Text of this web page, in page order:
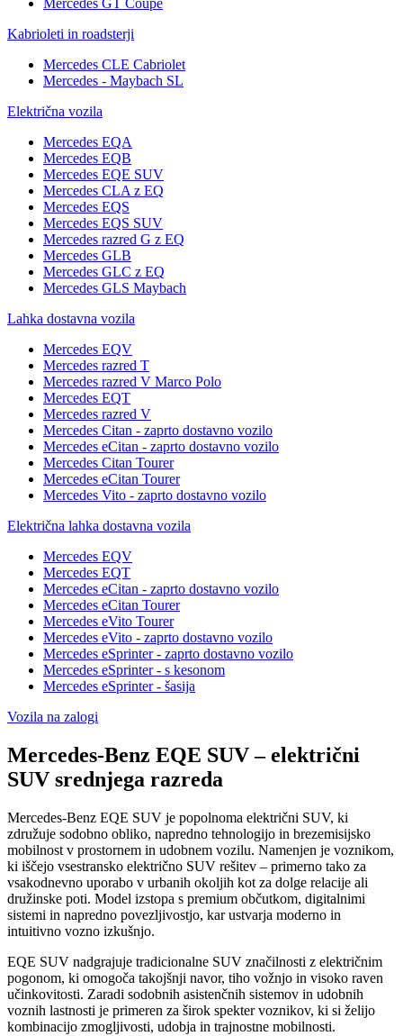
Mercedes GT Coupé
Kabrioleti in roadsterji
Mercedes CLE Cabriolet
Mercedes - Maybach SL
Električna vozila
Mercedes EQA
Mercedes EQB
Mercedes EQE SUV
Mercedes CLA z EQ
Mercedes EQS
Mercedes EQS SUV
Mercedes razred G z EQ
Mercedes GLB
Mercedes GLC z EQ
Mercedes GLS Maybach
Lahka dostavna vozila
Mercedes EQV
Mercedes razred T
Mercedes razred V Marco Polo
Mercedes EQT
Mercedes razred V
Mercedes Citan - zaprto dostavno vozilo
Mercedes eCitan - zaprto dostavno vozilo
Mercedes Citan Tourer
Mercedes eCitan Tourer
Mercedes Vito - zaprto dostavno vozilo
Električna lahka dostavna vozila
Mercedes EQV
Mercedes EQT
Mercedes eCitan - zaprto dostavno vozilo
Mercedes eCitan Tourer
Mercedes eVito Tourer
Mercedes eVito - zaprto dostavno vozilo
Mercedes eSprinter - zaprto dostavno vozilo
Mercedes eSprinter - s kesonom
Mercedes eSprinter - šasija
Vozila na zalogi
Mercedes-Benz EQE SUV – električni
SUV srednjega razreda
Mercedes-Benz EQE SUV je popolnoma električni SUV, ki
združuje sodobno obliko, napredno tehnologijo in brezemisijsko
mobilnost v prostornem in udobnem vozilu. Namenjen je voznikom,
ki iščejo vsestransko električno SUV rešitev – primerno tako za
vsakodnevno uporabo v urbanih okoljih kot za dolge relacije ali
družinske poti. Model izstopa s premium občutkom, digitalnimi
sistemi in napredno povezljivostjo, kar ustvarja moderno in
intuitivno vozno izkušnjo.
EQE SUV nadgrajuje tradicionalne SUV značilnosti z električnim
pogonom, ki omogoča takojšnji navor, tiho vožnjo in visoko raven
učinkovitosti. Zaradi sodobnih asistenčnih sistemov in udobnih
voznih lastnosti je primeren za širok spekter voznikov, ki si želijo
kombinacijo zmogljivosti, udobja in trajnostne mobilnosti.